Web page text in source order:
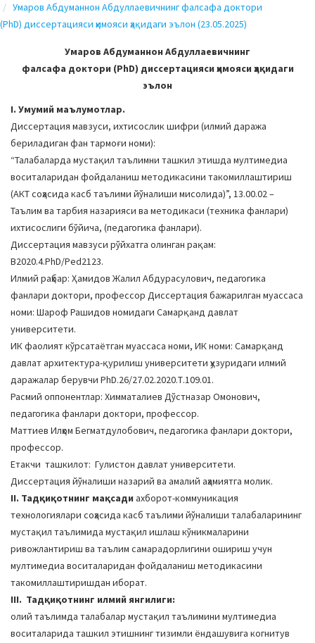
e
N
v
a
t
i
o
n
Умаров Абдуманнон Абдуллаевичнинг фалсафа доктори
(PhD) диссертацияси ҳимояси ҳақидаги эълон (23.05.2025)
Умаров Абдуманнон Абдуллаевичнинг
фалсафа доктори (PhD) диссертацияси ҳимояси ҳақидаги
эълон
I. Умумий маълумотлар.
Диссертация мавзуси, ихтисослик шифри (илмий даража
бериладиган фан тармоғи номи):
“Талабаларда мустақил таълимни ташкил этишда мултимедиа
воситаларидан фойдаланиш методикасини такомиллаштириш
(АКТ соҳасида касб таълими йўналиши мисолида)”, 13.00.02 –
Таълим ва тарбия назарияси ва методикаси (техника фанлари)
ихтисослиги бўйича, (педагогика фанлари).
Диссертация мавзуси рўйхатга олинган рақам:
B2020.4.PhD/Ped2123.
Илмий раҳбар: Ҳамидов Жалил Абдурасулович, педагогика
фанлари доктори, профессор Диссертация бажарилган муассаса
номи: Шароф Рашидов номидаги Самарқанд давлат
университети.
ИК фаолият кўрсатаётган муассаса номи, ИК номи: Самарқанд
давлат архитектура-қурилиш университети ҳузуридаги илмий
даражалар берувчи PhD.26/27.02.2020.Т.109.01.
Расмий оппонентлар: Химматалиев Дўстназар Омонович,
педагогика фанлари доктори, профессор.
Маттиев Илҳом Бегматдулобович, педагогика фанлари доктори,
профессор.
Етакчи ташкилот: Гулистон давлат университети.
Диссертация йўналиши назарий ва амалий аҳамиятга молик.
II. Тадқиқотнинг мақсади ахборот-коммуникация
технологиялари соҳасида касб таълими йўналиши талабаларининг
мустақил таълимида мустақил ишлаш кўникмаларини
ривожлантириш ва таълим самарадорлигини ошириш учун
мултимедиа воситаларидан фойдаланиш методикасини
такомиллаштиришдан иборат.
III. Тадқиқотнинг илмий янгилиги:
олий таълимда талабалар мустақил таълимини мултимедиа
воситаларида ташкил этишнинг тизимли ёндашувига когнитув